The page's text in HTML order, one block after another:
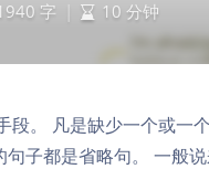
字
10 分钟
。 凡是缺少一个或一
子都是省略句。 一般